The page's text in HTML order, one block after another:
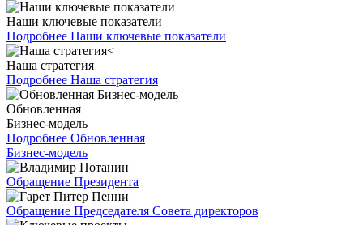
Наши ключевые показатели
Подробнее Наши ключевые показатели
Наша стратегия
Подробнее Наша стратегия
Обновленная
Бизнес-модель
Подробнее Обновленная
Бизнес-модель
Обращение Президента
Обращение Председателя Совета директоров